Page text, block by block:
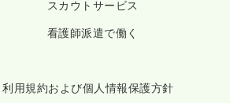
スカウトサービス
看護師派遣で働く
用規約および個人情報保護方針